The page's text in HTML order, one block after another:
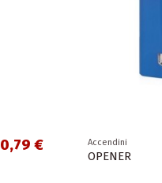
0,79 € Accendini
OPENER